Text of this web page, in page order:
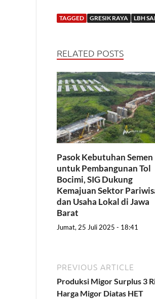
TAGGED GRESIK RAYA LBH SAI
RELATED POSTS
Pasok Kebutuhan Semen
untuk Pembangunan Tol
Bocimi, SIG Dukung
Kemajuan Sektor
dan Usaha Lokal di Jawa
Barat
Jumat, 25 Juli 2025 - 18:41
PREVIOUS ARTICLE
Produksi Migor Surplus 3
Harga Migor Diatas HET